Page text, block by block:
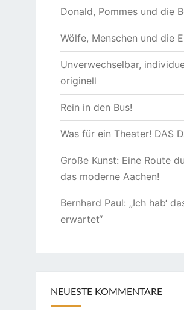
Donald, Pommes und die
Wölfe, Menschen und die
Unverwechselbar,
originell
Rein in den Bus!
Was für ein Theater! DAS
Große Kunst: Eine Route
das moderne Aachen!
Bernhard Paul: „Ich hab‘
erwartet“
NEUESTE KOMMENTARE